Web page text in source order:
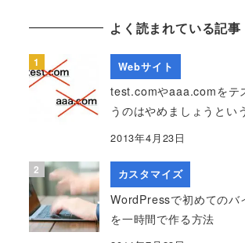
よく読まれている記事
Webサイト
test.comやaaa.comをテ
うのはやめましょうとい
2013年4月23日
カスタマイズ
WordPressで初めてのバ
を一時間で作る方法